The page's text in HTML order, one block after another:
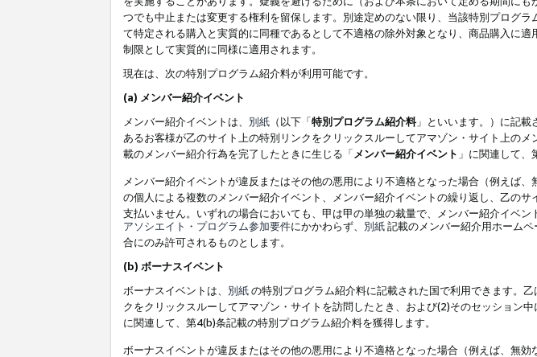
つでも中止または変更する権利を留保します。別途定めのない限り、当該特別プログ
て特定される購入と実質的に同種であるとして不適格の除外対象となり、商品購入に
制限として実質的に同様に適用されます。
現在は、次の特別プログラム紹介料が利用可能です。
(a) メンバー紹介イベント
メンバー紹介イベントは、 別紙 （以下「特別プログラム紹介料」といいます。）に記載
あるお客様が乙のサイト上の特別リンクをクリックスルーしてアマゾン・サイト上の
載のメンバー紹介行為を完了したときに生じる「 メンバー紹介イベント 」に関連して、
メンバー紹介イベントが違反またはその他の悪用により不適格となった場合（例えば
の個人による複数のメンバー紹介イベント、メンバー紹介イベントの繰り返し、乙の
支払いません。いずれの場合においても、甲は甲の単独の裁量で、メンバー紹介イベ
アソシエイト・プログラム参加要件にかかわらず、 別紙記載のメンバー紹介用ホーム
合にのみ許可されるものとします。
(b) ボーナスイベント
ボーナスイベントは、 別紙の特別プログラム紹介料に記載された国で利用できます。乙
クをクリックスルーしてアマゾン・サイトを訪問したとき、および(2)そのセッション中
に関連して、第4(b)条記載の特別プログラム紹介料を獲得します。
ボーナスイベントが違反またはその他の悪用により不適格となった場合（例えば、無